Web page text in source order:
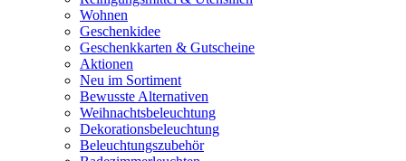
Wohnen
Geschenkidee
Geschenkkarten & Gutscheine
Aktionen
Neu im Sortiment
Bewusste Alternativen
Weihnachtsbeleuchtung
Dekorationsbeleuchtung
Beleuchtungszubehör